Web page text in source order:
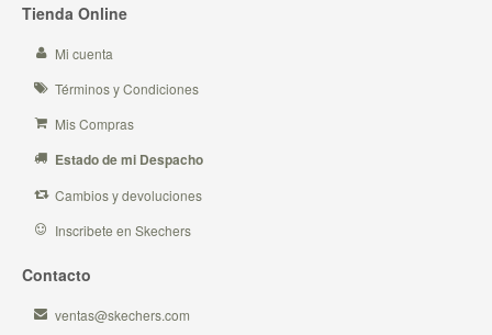
Tienda Online
Mi cuenta
Términos y Condiciones
Mis Compras
Estado de mi Despacho
Cambios y devoluciones
Inscribete en Skechers
Contacto
ventas@skechers.com